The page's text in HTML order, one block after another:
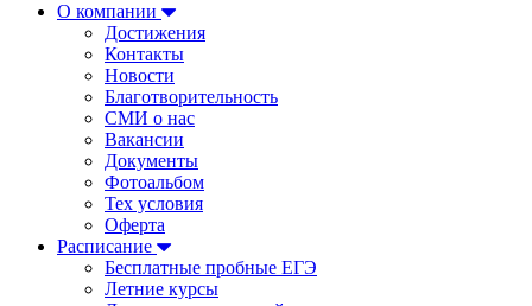
О компании
Достижения
Контакты
Новости
Благотворительность
СМИ о нас
Вакансии
Документы
Фотоальбом
Тех условия
Оферта
Расписание
Бесплатные пробные ЕГЭ
Летние курсы